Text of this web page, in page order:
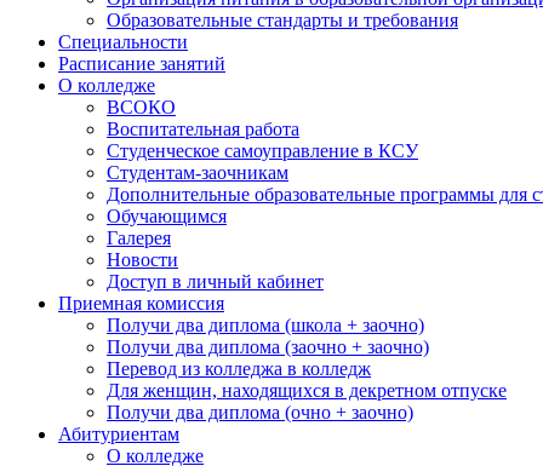
Образовательные стандарты и требования
Специальности
Расписание занятий
О колледже
ВСОКО
Воспитательная работа
Студенческое самоуправление в КСУ
Студентам-заочникам
Дополнительные образовательные программы для
Обучающимся
Галерея
Новости
Доступ в личный кабинет
Приемная комиссия
Получи два диплома (школа + заочно)
Получи два диплома (заочно + заочно)
Перевод из колледжа в колледж
Для женщин, находящихся в декретном отпуске
Получи два диплома (очно + заочно)
Абитуриентам
О колледже